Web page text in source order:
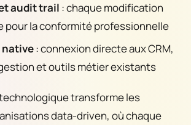
audit trail : chaque modification
pour la conformité professionnelle
: connexion directe aux CRM,
et outils métier existants
transforme les
data-driven, où chaque